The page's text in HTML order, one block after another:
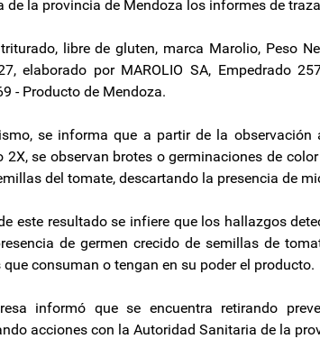
de la provincia de Mendoza los informes de
libre de gluten, marca Marolio, Peso
elaborado por MAROLIO SA, Empedrado
- Producto de Mendoza.
se informa que a partir de la
2X, se observan brotes o germinaciones de
del tomate, descartando la presencia de
este resultado se infiere que los hallazgos
de germen crecido de semillas de
que consuman o tengan en su poder el producto.
informó que se encuentra retirando
acciones con la Autoridad Sanitaria de la